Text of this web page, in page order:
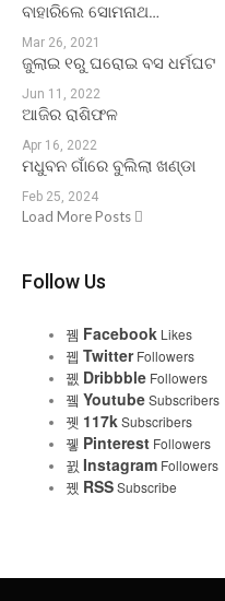
ବାହାରିଲେ ସୋମନାଥ…
Mar 26, 2021
ଜୁଲାଇ ୧ରୁ ଘରୋଇ ବସ ଧର୍ମଘଟ
Jun 11, 2022
ଆଜିର ରାଶିଫଳ
Apr 16, 2022
ମଧୁବନ ଗାଁରେ ବୁଲିଲା ଖଣ୍ଡା
Feb 25, 2024
Load More Posts
Follow Us
Facebook Likes
Twitter Followers
Dribbble Followers
YoutubeSubscribers
117kSubscribers
Pinterest Followers
Instagram Followers
RSSSubscribe